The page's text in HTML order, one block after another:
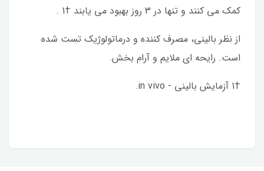
کمک می کنند و تنها در 3 روز بهبود می یابند †1 .
از نظر بالینی، مصرف کننده و درماتولوژیک تست شده
است. رایحه ای ملایم و آرام بخش.
†1 آزمایش بالینی - in vivo.